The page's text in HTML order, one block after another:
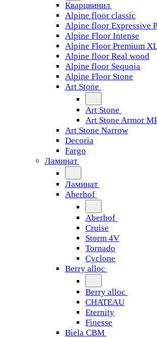
Кварцвинил
Alpine floor classic
Alpine floor Expressive
Alpine Floor Intense
Alpine Floor Premium
Alpine floor Real wood
Alpine floor Sequoia
Alpine Floor Stone
Art Stone
Art Stone
Art Stone Armor
Art Stone Narrow
Decoria
Fargo
Ламинат
Ламинат
Aberhof
Aberhof
Cruise
Storm 4V
Tornado
Сyclone
Berry alloc
Berry alloc
CHATEAU
Eternity
Finesse
Biela CBM